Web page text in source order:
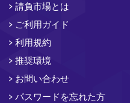
請負市場とは
ご利用ガイド
利用規約
推奨環境
お問い合わせ
パスワードを忘れた方